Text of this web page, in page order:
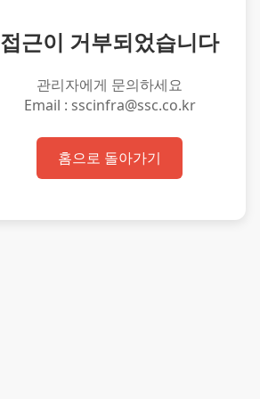
접근이 거부되었습니다
관리자에게 문의하세요
Email : sscinfra@ssc.co.kr
홈으로 돌아가기